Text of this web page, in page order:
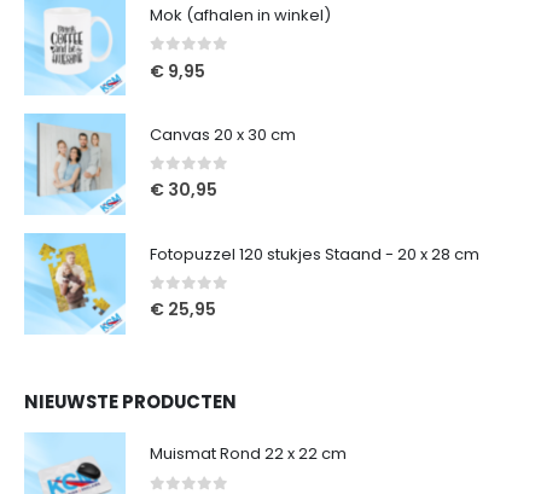
Mok (afhalen in winkel)
0out of 5
€ 9,95
Canvas 20 x 30 cm
0out of 5
€ 30,95
Fotopuzzel 120 stukjes Staand - 20 x 28 cm
0out of 5
€ 25,95
NIEUWSTE PRODUCTEN
Muismat Rond 22 x 22 cm